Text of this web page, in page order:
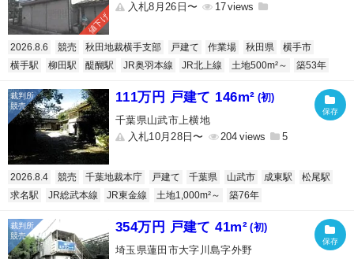
値下げ
入札8月26日〜
17
2026.8.6 競売 秋田地裁横手支部 戸建て 作業場 秋田県
横手市
横手駅
柳田駅 醍醐駅 JR奥羽本線 JR北上線 土地500m²～ 築53年
111万円 戸建て 146m² (初)
千葉県山武市上横地
入札10月28日〜
204 5
2026.8.4 競売 千葉地裁本庁 戸建て 千葉県 山武市 成東駅
松尾駅
求名駅
JR総武本線 JR東金線 土地1,000m²～ 築76年
354万円 戸建て 41m² (初)
埼玉県蓮田市大字川島字外野